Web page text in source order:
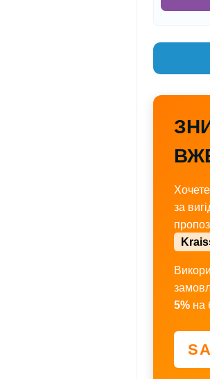
за
5%на